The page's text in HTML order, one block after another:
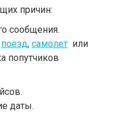
причин:
сообщения.
поезд, самолет или
попутчиков
даты.